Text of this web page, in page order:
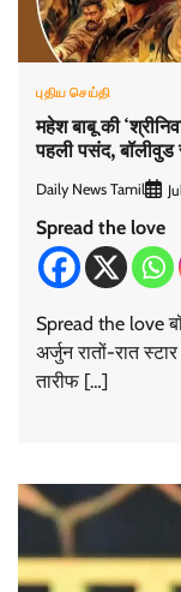
புதிய செய்தி
महेश बाबू की
पहली पसंद, बॉलीवुड
Daily News Tamil
Spread the love
Spread the love
अर्जुन रातों-रात
तारीफ […]